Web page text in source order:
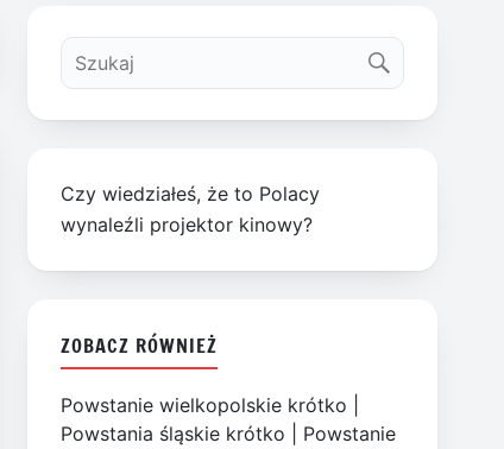
Czy wiedziałeś, że to Polacy
wynaleźli projektor kinowy?
ZOBACZ RÓWNIEŻ
Powstanie wielkopolskie krótko
Powstania śląskie krótko
Powstanie